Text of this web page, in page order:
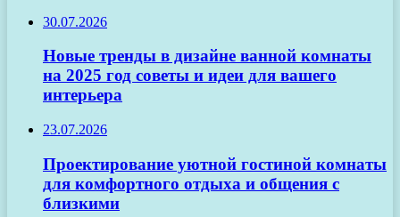
30.07.2026
Новые тренды в дизайне ванной комнаты
на 2025 год советы и идеи для вашего
интерьера
23.07.2026
Проектирование уютной гостиной комнаты
для комфортного отдыха и общения с
близкими